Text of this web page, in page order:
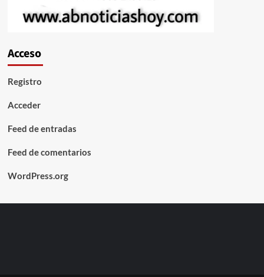
Acceso
Registro
Acceder
Feed de entradas
Feed de comentarios
WordPress.org